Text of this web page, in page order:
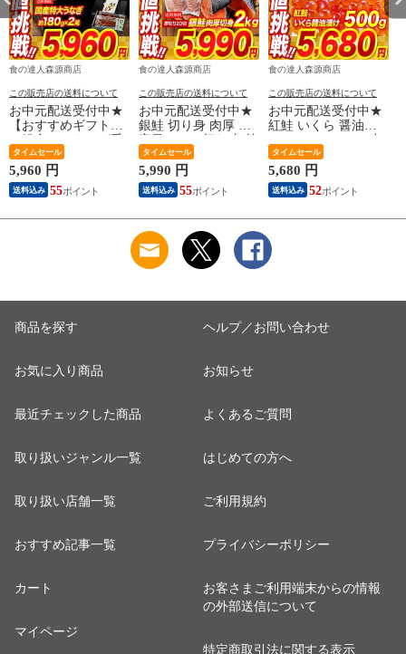
食の達人森源商店
この販売店の送料について
お中元配送受付中★
【おすすめギフト】
賞の鰻／ うなぎ 鰻
国産 無投薬うなぎ
180g前後×2本 送料無
料 山椒鰻たれ付お取
タイムセール
5,960 円
送料込み 55
食の達人森源商店
この販売店の送料について
お中元配送受付中★
銀鮭 切り身 肉厚 大
用 さけ 鮭 焼き鮭 チ
リ産 朝食 おかず お
取り寄せグルメ 食品
【最安値挑戦！11980
タイムセール
5,990 円
送料込み 55
食の達人森源商店
この販売店の送料について
お中元配送受付中★
紅鮭 いくら 醤油漬
粒 送料無料 お取り
寄せグルメ 食品 海
鮮 【最安値に挑戦！
7000円→5680円セー
タイムセール
5,680 円
送料込み 52
商品を探す
お気に入り商品
最近チェックした商品
取り扱いジャンル一覧
取り扱い店舗一覧
おすすめ記事一覧
カート
マイページ
ヘルプ／お問い合わせ
お知らせ
よくあるご質問
はじめての方へ
ご利用規約
プライバシーポリシー
お客さまご利用端末からの情報
の外部送信について
特定商取引法に関する表示